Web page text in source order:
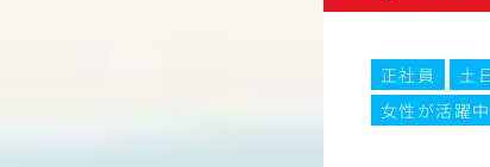
正社員 土
女性が活躍中